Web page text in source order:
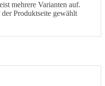
mehrere Varianten auf.
Produktseite gewählt